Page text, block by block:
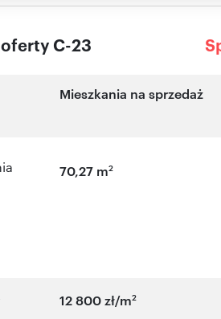
C-23
Mieszkania na sprzedaż
70,27 m2
12 800 zł/m2